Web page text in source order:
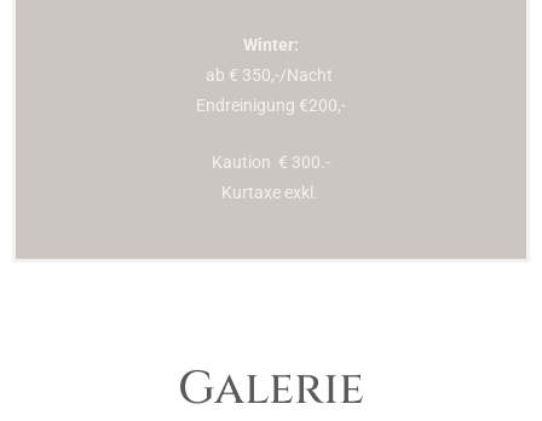
Winter:
ab € 350,-/Nacht
Endreinigung €200,-
Kaution € 300.-
Kurtaxe exkl.
Galerie